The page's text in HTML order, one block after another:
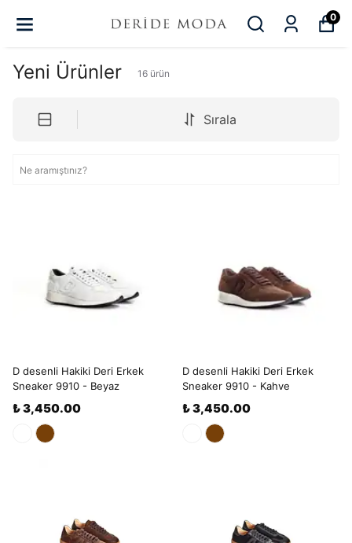
0
Yeni Ürünler 16 ürün
Sırala
D desenli Hakiki Deri Erkek
Sneaker 9910 - Beyaz
₺ 3,450.00
D desenli Hakiki Deri Erkek
Sneaker 9910 - Kahve
₺ 3,450.00